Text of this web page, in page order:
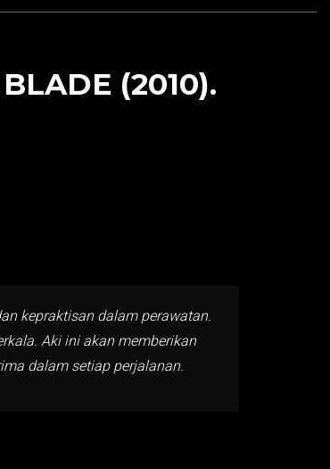
(2010).
kepraktisan dalam perawatan.
Aki ini akan memberikan
dalam setiap perjalanan.